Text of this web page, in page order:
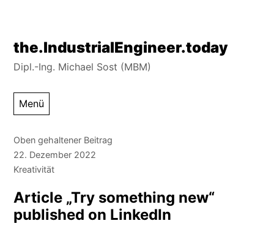
Zum
Inhalt
springen
the.IndustrialEngineer.today
Dipl.-Ing. Michael Sost (MBM)
Menü
Oben gehaltener Beitrag
22. Dezember 2022
Kreativität
Article „Try something new“
published on LinkedIn